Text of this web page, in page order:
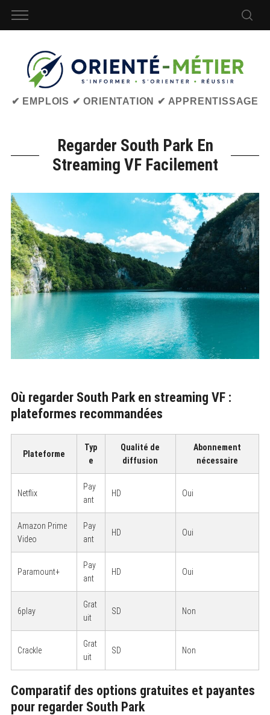
✔ EMPLOIS ✔ ORIENTATION ✔ APPRENTISSAGE
Regarder South Park En
Streaming VF Facilement
Où regarder South Park en streaming VF :
plateformes recommandées
Plateforme
Typ
e
Qualité de
diffusion
Abonnement
nécessaire
Netflix
Pay
ant
HD Oui
Amazon Prime
Video
Pay
ant
HD Oui
Paramount+
Pay
ant
HD Oui
6play
Grat
uit
SD Non
Crackle
Grat
uit
SD Non
Comparatif des options gratuites et payantes
pour regarder South Park